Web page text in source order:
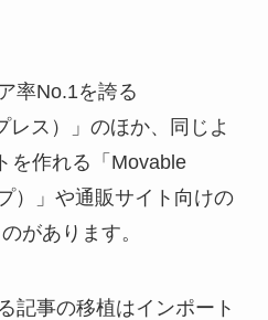
率No.1を誇る
レス）」のほか、同じよ
を作れる「Movable
）」や通販サイト向けの
があります。
記事の移植はインポート